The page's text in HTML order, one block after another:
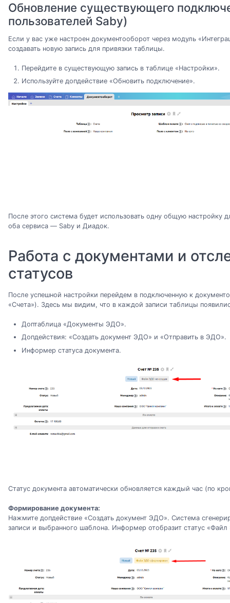
Обновление существующего
пользователей Saby)
Если у вас уже настроен документооборот через модуль
создавать новую запись для привязки таблицы.
Перейдите в существующую запись в таблице «Настройки».
Используйте допдействие «Обновить подключение».
После этого система будет использовать одну общую настройку
оба сервиса — Saby и Диадок.
Работа с документами и
статусов
После успешной настройки перейдем в подключенную к
«Счета»). Здесь мы видим, что в каждой записи таблицы
Доптаблица «Документы ЭДО».
Допдействия: «Создать документ ЭДО» и «Отправить в ЭДО».
Информер статуса документа.
Статус документа автоматически обновляется каждый час (по
Формирование документа:
Нажмите допдействие «Создать документ ЭДО». Система
записи и выбранного шаблона. Информер отобразит статус